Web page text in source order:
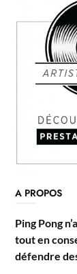
A PROPOS
Ping Pong
tout en
défendre